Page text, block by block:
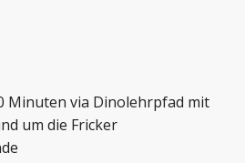
Minuten via Dinolehrpfad mit
um die Fricker